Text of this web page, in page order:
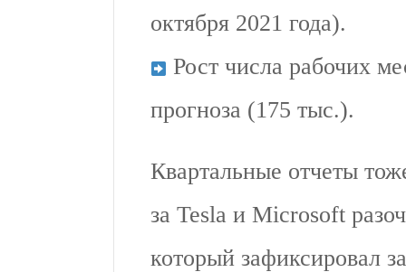
октября 2021 года).
Рост числа рабочих
прогноза (175 тыс.).
Квартальные отчеты
за Tesla и Microsoft
который зафиксировал